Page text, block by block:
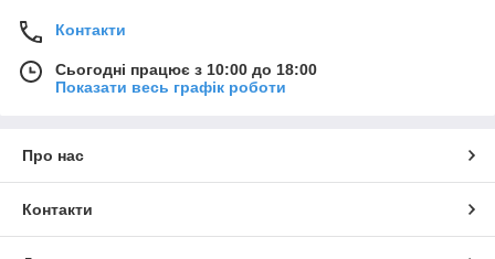
Контакти
Сьогодні працює з 10:00 до 18:00
Показати весь графік роботи
Про нас
Контакти